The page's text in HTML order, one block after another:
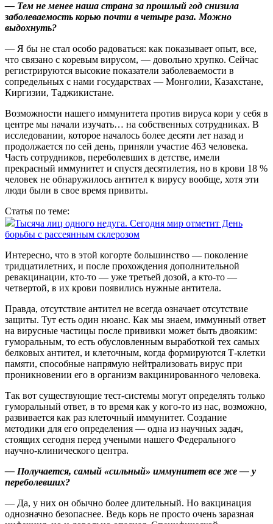
— Тем не менее наша страна за прошлый год снизила
заболеваемость корью почти в четыре раза. Можно
выдохнуть?
— Я бы не стал особо радоваться: как показывает опыт, все,
что связано с коревым вирусом, — довольно хрупко. Сейчас
регистрируются высокие показатели заболеваемости в
сопредельных с нами государствах — Монголии, Казахстане,
Киргизии, Таджикистане.
Возможности нашего иммунитета против вируса кори у себя в
центре мы начали изучать… на собственных сотрудниках. В
исследовании, которое началось более десяти лет назад и
продолжается по сей день, приняли участие 463 человека.
Часть сотрудников, переболевших в детстве, имели
прекрасный иммунитет и спустя десятилетия, но в крови 18 %
человек не обнаружилось антител к вирусу вообще, хотя эти
люди были в свое время привиты.
Статья по теме:
Тысяча лиц одного недуга. Сегодня мир отметит День
борьбы с рассеянным склерозом
Интересно, что в этой когорте большинство — поколение
трид­цатилетних, и после прохождения дополнительной
ревакцинации, кто‑то — уже третьей дозой, а кто‑то —
четвертой, в их крови появились нужные антитела.
Правда, отсутствие антител не всегда означает отсутствие
защиты. Тут есть один нюанс. Как мы знаем, иммунный ответ
на вирусные частицы после прививки может быть двояким:
гуморальным, то есть обусловленным выработкой тех самых
белковых антител, и клеточным, когда формируются Т-клетки
памяти, способные напрямую нейтрализовать вирус при
проникновении его в организм вакцинированного человека.
Так вот существующие тест-системы могут определять только
гуморальный ответ, в то время как у кого‑то из нас, возможно,
развивается как раз клеточный иммунитет. Создание
методики для его определения — одна из научных задач,
стоящих сегодня перед учеными нашего Федерального
научно-клинического центра.
— Получается, самый «сильный» иммунитет все же — у
переболевших?
— Да, у них он обычно более длительный. Но вакцинация
однозначно безопаснее. Ведь корь не просто очень заразная